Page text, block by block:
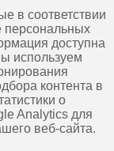
в соответствии
доступна
используем
контента в
о
Analytics для
веб-сайта.